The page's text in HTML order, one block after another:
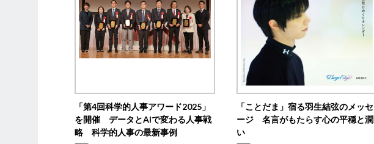
「第4回科学的人事アワード2025」
を開催 データとAIで変わる人事戦
略 科学的人事の最新事例
「ことだま」宿る羽生結弦のメッセ
ージ 名言がもたらす心の平穏と潤
い